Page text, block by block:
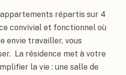
appartements répartis sur 4
convivial et fonctionnel où
envie travailler, vous
La résidence met à votre
la vie : une salle de